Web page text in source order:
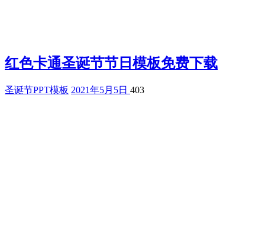
红色卡通圣诞节节日模板免费下载
圣诞节PPT模板 2021年5月5日 403